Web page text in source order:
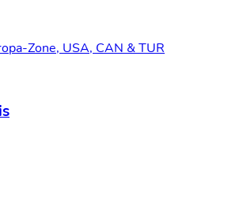
Zone, USA, CAN & TUR